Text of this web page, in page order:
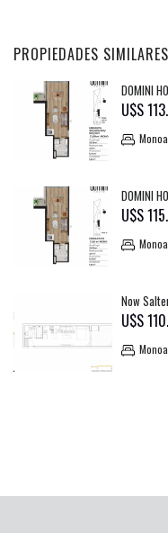
PROPIEDADES SIMILARES
DOMINI
U$S
DOMINI
U$S
Now
U$S